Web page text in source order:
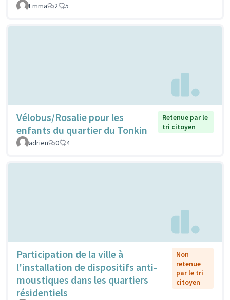
Emma
2 5
Vélobus/Rosalie pour les
enfants du quartier du Tonkin
Retenue par le
tri citoyen
adrien
0 4
Participation de la ville à
l'installation de dispositifs anti-
moustiques dans les quartiers
résidentiels
Non
retenue
par le tri
citoyen